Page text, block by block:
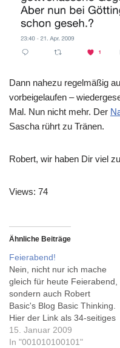
Dann nahezu regelmäßig
vorbeigelaufen –
Mal. Nun nicht mehr. Der
Sascha rührt zu Tränen.
Robert, wir haben Dir viel
Views: 74
Ähnliche Beiträge
Feierabend!
Nein, nicht nur ich mache
gleich für heute Feierabend,
sondern auch Robert
Basic's Blog Basic Thinking.
Hier der Link als 34-seitiges
PDF, da das Blog ja nur
noch heute erreichbar ist:
15. Januar 2009
In "001010100101"